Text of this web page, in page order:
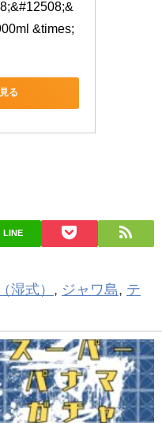
&times;
る
LINE
湿式） , ジャワ島, テ